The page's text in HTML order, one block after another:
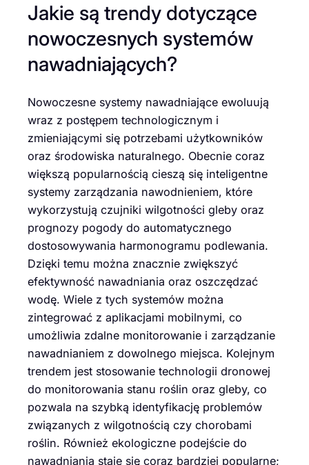
Jakie są trendy dotyczące
nowoczesnych systemów
nawadniających?
Nowoczesne systemy nawadniające ewoluują
wraz z postępem technologicznym i
zmieniającymi się potrzebami użytkowników
oraz środowiska naturalnego. Obecnie coraz
większą popularnością cieszą się inteligentne
systemy zarządzania nawodnieniem, które
wykorzystują czujniki wilgotności gleby oraz
prognozy pogody do automatycznego
dostosowywania harmonogramu podlewania.
Dzięki temu można znacznie zwiększyć
efektywność nawadniania oraz oszczędzać
wodę. Wiele z tych systemów można
zintegrować z aplikacjami mobilnymi, co
umożliwia zdalne monitorowanie i zarządzanie
nawadnianiem z dowolnego miejsca. Kolejnym
trendem jest stosowanie technologii dronowej
do monitorowania stanu roślin oraz gleby, co
pozwala na szybką identyfikację problemów
związanych z wilgotnością czy chorobami
roślin. Również ekologiczne podejście do
nawadniania staje się coraz bardziej popularne;